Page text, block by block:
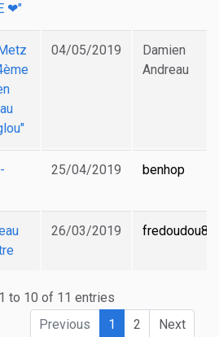
❤"
04/05/2019
Damien
Andreau
25/04/2019 benhop
26/03/2019 fredoudou82
to 10 of 11 entries
Previous
1 2 Next